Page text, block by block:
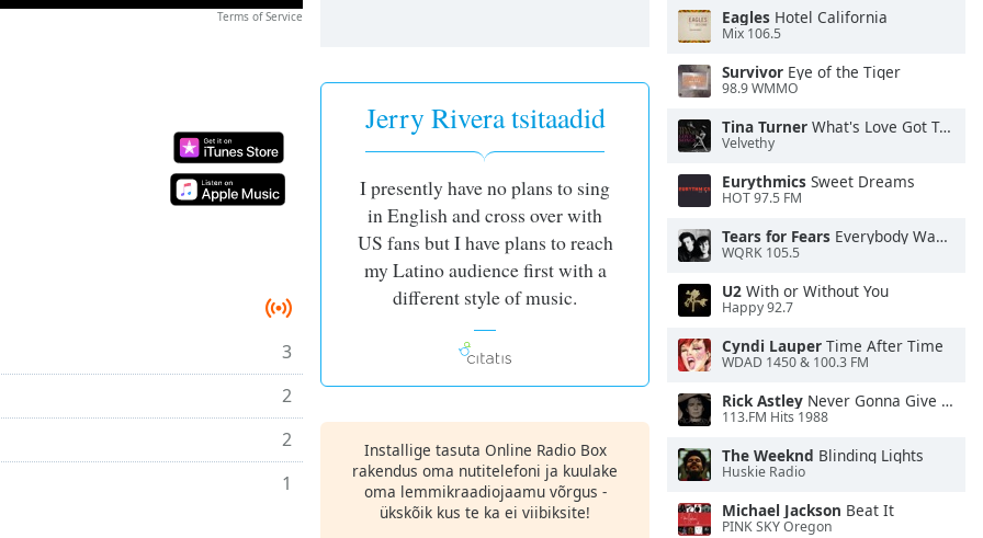
Terms of Service
3
2
2
1
Jerry Rivera tsitaadid
I presently have no plans to sing
in English and cross over with
US fans but I have plans to reach
my Latino audience first with a
different style of music.
Installige tasuta Online Radio Box
rakendus oma nutitelefoni ja kuulake
oma lemmikraadiojaamu võrgus -
ükskõik kus te ka ei viibiksite!
Eagles Hotel California
Mix 106.5
Survivor Eye of the Tiger
98.9 WMMO
Tina Turner What's Love Got To Do With It
Velvethy
Eurythmics Sweet Dreams
HOT 97.5 FM
Tears for Fears Everybody Wants To Rule the World
WQRK 105.5
U2 With or Without You
Happy 92.7
Cyndi Lauper Time After Time
WDAD 1450 & 100.3 FM
Rick Astley Never Gonna Give You Up
113.FM Hits 1988
The Weeknd Blinding Lights
Huskie Radio
Michael Jackson Beat It
PINK SKY Oregon